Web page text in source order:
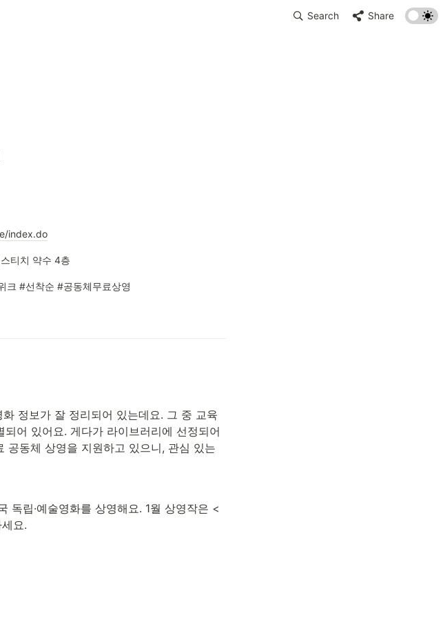
Search Share
index.do
티치 약수 4층
크 #선착순 #공동체무료상영
정보가 잘 정리되어 있는데요. 그 중 교육
어 있어요. 게다가 라이브러리에 선정되어
동체 상영을 지원하고 있으니, 관심 있는
립·예술영화를 상영해요. 1월 상영작은 <
요.